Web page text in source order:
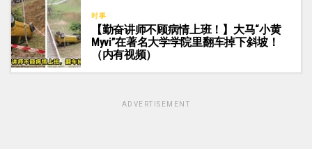
时事
【勤奋讲师不顾病情上班！】大马“小黄
Myvi”在著名大学学院里翻车掉下斜坡！
（内有视频）
ADVERTISEMENT